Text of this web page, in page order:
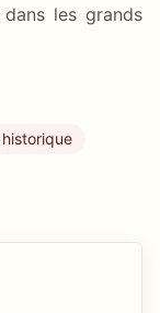
les grands